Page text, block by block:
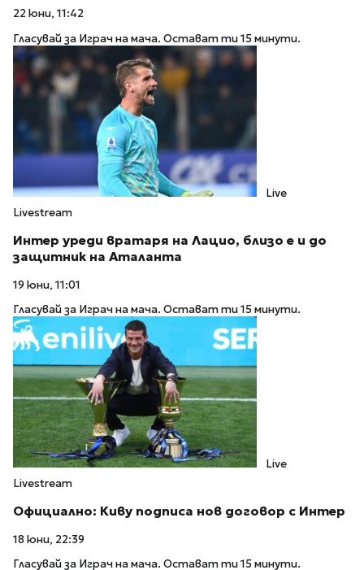
22 юни, 11:42
Гласувай за Играч на мача. Остават ти 15 минути.
Live
Livestream
Интер уреди вратаря на Лацио, близо е и до
защитник на Аталанта
19 юни, 11:01
Гласувай за Играч на мача. Остават ти 15 минути.
Live
Livestream
Официално: Киву подписа нов договор с Интер
18 юни, 22:39
Гласувай за Играч на мача. Остават ти 15 минути.